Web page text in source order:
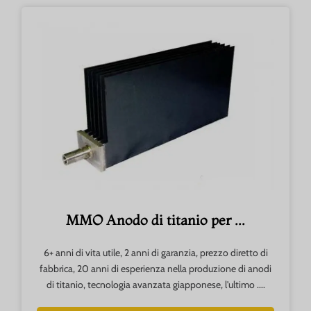
MMO Anodo di titanio per ...
6+ anni di vita utile, 2 anni di garanzia, prezzo diretto di
fabbrica, 20 anni di esperienza nella produzione di anodi
di titanio, tecnologia avanzata giapponese, l'ultimo ....